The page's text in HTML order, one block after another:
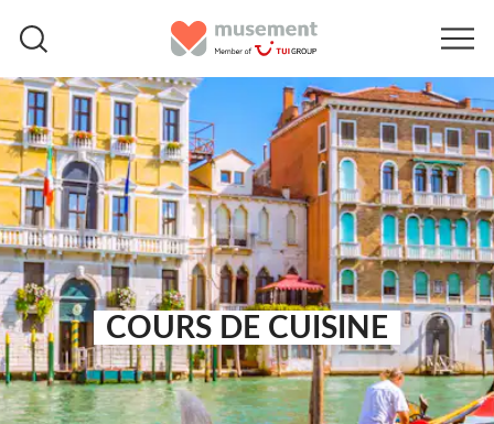
COURS DE CUISINE